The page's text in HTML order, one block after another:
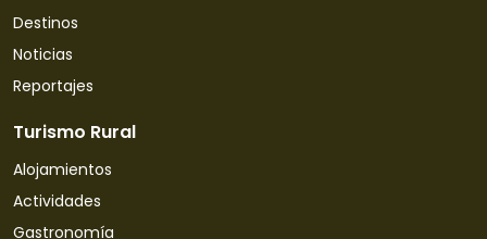
Destinos
Noticias
Reportajes
Turismo Rural
Alojamientos
Actividades
Gastronomía